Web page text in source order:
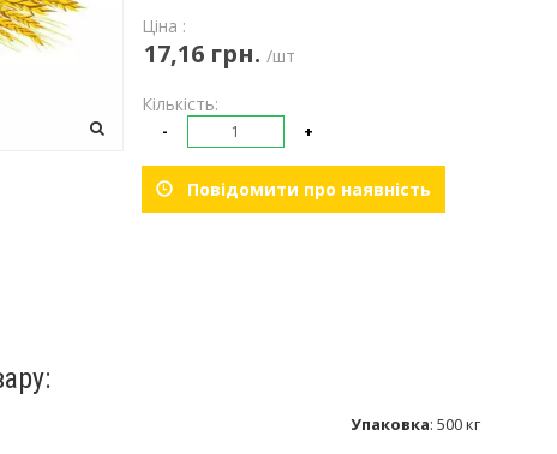
Ціна :
17,16 грн. /шт
Кількість:
- +
Повідомити про наявність
Упаковка: 500 кг